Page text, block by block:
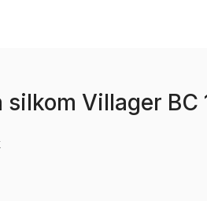
silkom Villager BC